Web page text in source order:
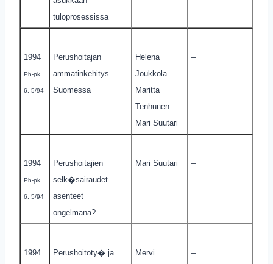
tuloprosessissa
1994
Ph-pk
6, 5/94
Perushoitajan
ammatinkehitys
Suomessa
Helena
Joukkola
Maritta
Tenhunen
Mari Suutari
–
1994
Ph-pk
6, 5/94
Perushoitajien
selk�sairaudet –
asenteet
ongelmana?
Mari Suutari –
1994
Perushoitoty� ja
Mervi
–